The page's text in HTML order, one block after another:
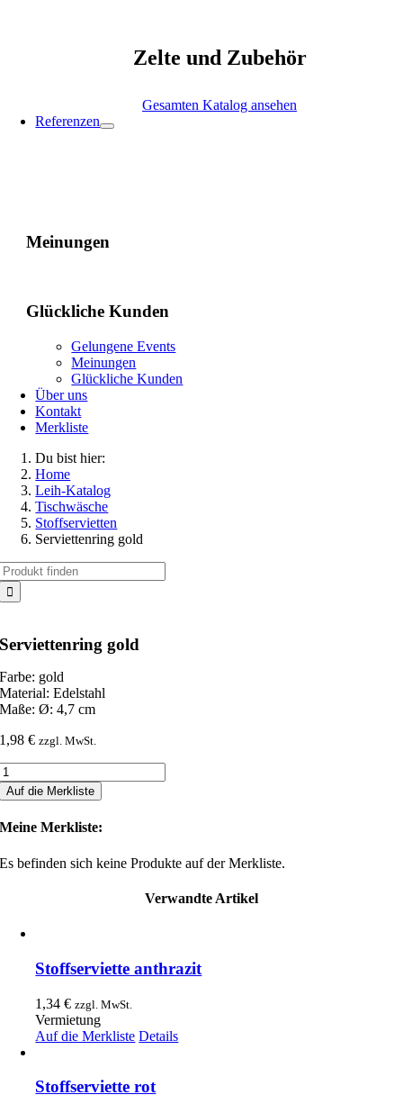
Zelte und Zubehör
Gesamten Katalog ansehen
Referenzen
Meinungen
Glückliche Kunden
Gelungene Events
Meinungen
Glückliche Kunden
Über uns
Kontakt
Merkliste
Du bist hier:
Home
Leih-Katalog
Tischwäsche
Stoffservietten
Serviettenring gold
Serviettenring gold
Farbe: gold
Material: Edelstahl
Maße: Ø: 4,7 cm
1,98€ zzgl. MwSt.
Auf die Merkliste
Meine Merkliste:
Es befinden sich keine Produkte auf der Merkliste.
Verwandte Artikel
Stoffserviette anthrazit
1,34€ zzgl. MwSt.
Vermietung
Auf die Merkliste Details
Stoffserviette rot